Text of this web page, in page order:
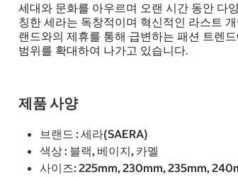
세대와 문화를 아우르며 오랜 시간 동안 다
칭한 세라는 독창적이며 혁신적인 라스트
랜드와의 제휴를 통해 급변하는 패션 트렌
범위를 확대하여 나가고 있습니다.
제품 사양
브랜드 : 세라(SAERA)
색상 : 블랙, 베이지, 카멜
사이즈: 225mm, 230mm, 235mm,